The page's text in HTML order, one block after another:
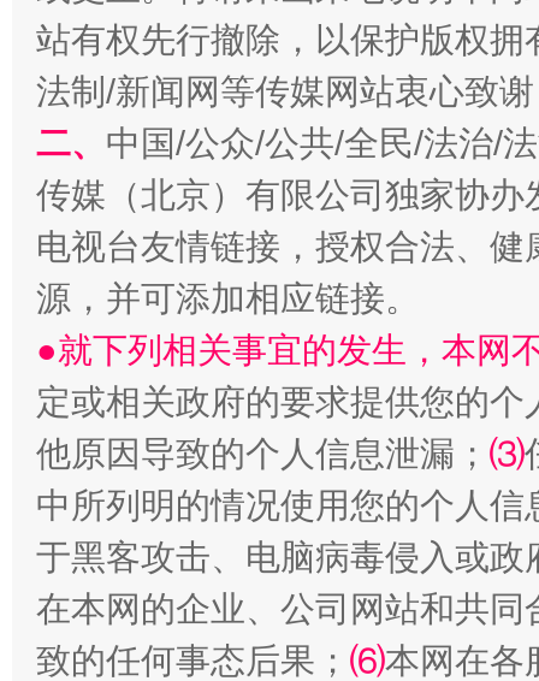
受贿1.44亿！段成刚被判无期 从幼
全民健身五年计划来了！等你上场
站有权先行撤除，以保护版权
法制/新闻网等传媒网站衷心致
二、 中国/公众/公共/全民/法治/
传媒（北京）有限公司独家协
电视台友情链接，授权合法、
源，并可添加相应链接。
●就下列相关事宜的发生，本网
定或相关政府的要求提供您的个
他原因导致的个人信息泄漏； ⑶
中所列明的情况使用您的个人
于黑客攻击、电脑病毒侵入或
在本网的企业、公司网站和共
致的任何事态后果； ⑹本网在各